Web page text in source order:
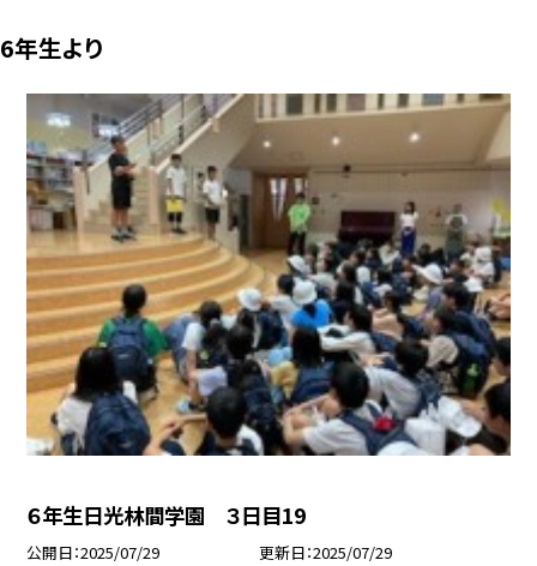
6年生より
６年生日光林間学園 ３日目19
公開日 2025/07/29 更新日 2025/07/29